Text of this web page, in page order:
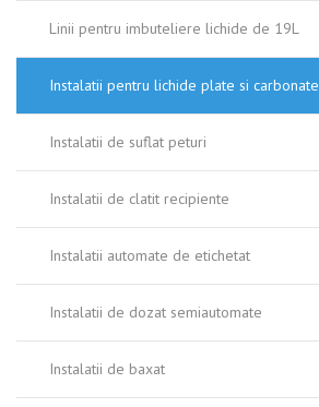
Linii pentru imbuteliere lichide de 19L
Instalatii pentru lichide plate si carbonate
Instalatii de suflat peturi
Instalatii de clatit recipiente
Instalatii automate de etichetat
Instalatii de dozat semiautomate
Instalatii de baxat